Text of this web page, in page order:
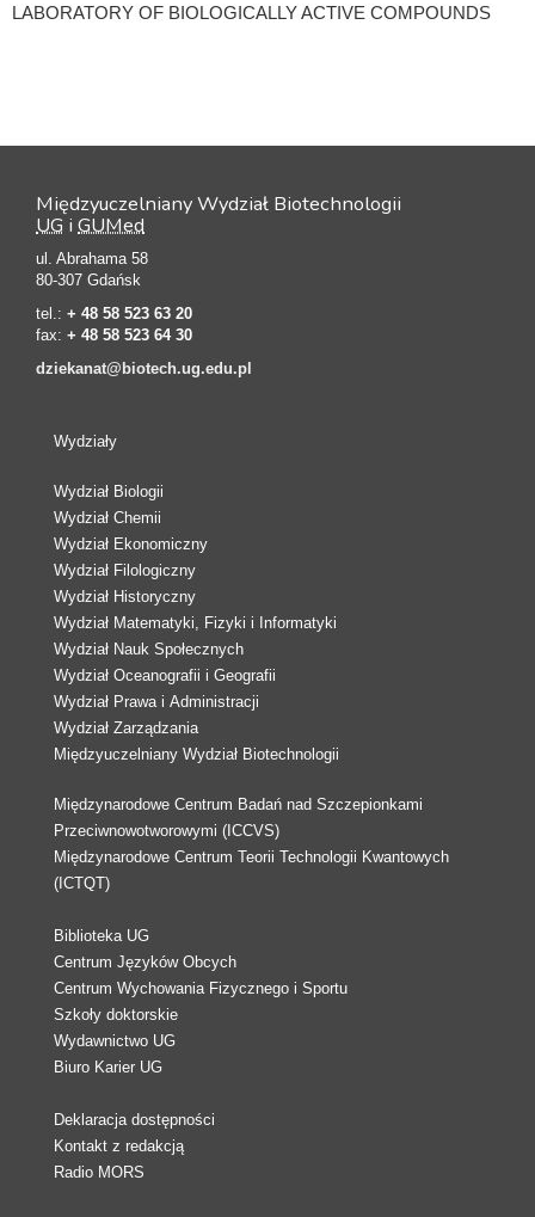
LABORATORY OF BIOLOGICALLY ACTIVE COMPOUNDS
Międzyuczelniany Wydział Biotechnologii
UG i GUMed
ul. Abrahama 58
80-307 Gdańsk
tel.: + 48 58 523 63 20
fax: + 48 58 523 64 30
dziekanat@biotech.ug.edu.pl
Wydziały
Wydział Biologii
Wydział Chemii
Wydział Ekonomiczny
Wydział Filologiczny
Wydział Historyczny
Wydział Matematyki, Fizyki i Informatyki
Wydział Nauk Społecznych
Wydział Oceanografii i Geografii
Wydział Prawa i Administracji
Wydział Zarządzania
Międzyuczelniany Wydział Biotechnologii
Międzynarodowe Centrum Badań nad Szczepionkami
Przeciwnowotworowymi (ICCVS)
Międzynarodowe Centrum Teorii Technologii Kwantowych
(ICTQT)
Biblioteka UG
Centrum Języków Obcych
Centrum Wychowania Fizycznego i Sportu
Szkoły doktorskie
Wydawnictwo UG
Biuro Karier UG
Deklaracja dostępności
Kontakt z redakcją
Radio MORS